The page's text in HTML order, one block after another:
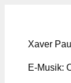
springen
Xaver
E-Musik: